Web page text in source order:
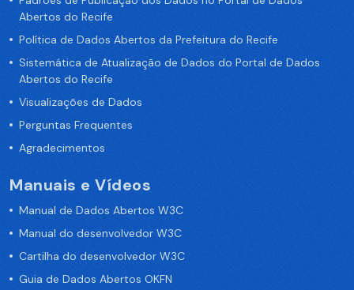
Abertos do Recife
Política de Dados Abertos da Prefeitura do Recife
Sistemática de Atualização de Dados do Portal de Dados
Abertos do Recife
Visualizações de Dados
Perguntas Frequentes
Agradecimentos
Manuais e Vídeos
Manual de Dados Abertos W3C
Manual do desenvolvedor W3C
Cartilha do desenvolvedor W3C
Guia de Dados Abertos OKFN